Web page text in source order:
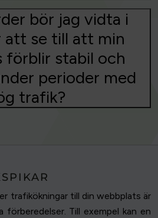
bör jag vidta i
se till att min
förblir stabil och
perioder med
trafik?
trafikökningar till din webbplats är
Till exempel kan en